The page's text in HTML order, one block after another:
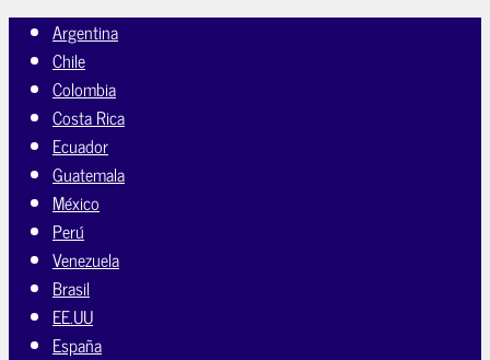
Argentina
Chile
Colombia
Costa Rica
Ecuador
Guatemala
México
Perú
Venezuela
Brasil
EE.UU
España